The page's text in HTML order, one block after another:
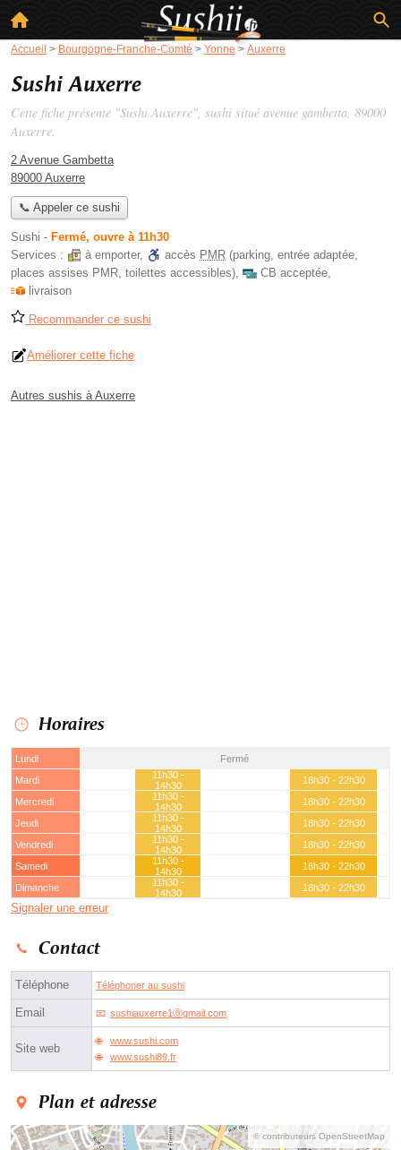
Accueil > Bourgogne-Franche-Comté > Yonne > Auxerre
Sushi Auxerre
Cette fiche présente "Sushi Auxerre", sushi situé avenue gambetta, 89000
Auxerre.
2 Avenue Gambetta
89000 Auxerre
📞 Appeler ce sushi
Sushi - Fermé, ouvre à 11h30
Services :
à emporter, accès PMR (parking, entrée adaptée,
places assises PMR, toilettes accessibles), CB acceptée,
livraison
Recommander ce sushi
Améliorer cette fiche
Autres sushis à Auxerre
Horaires
Lundi
Fermé
Mardi
11h30 -
14h30
18h30 - 22h30
Mercredi
11h30 -
14h30
18h30 - 22h30
Jeudi
11h30 -
14h30
18h30 - 22h30
Vendredi
11h30 -
14h30
18h30 - 22h30
Samedi
11h30 -
14h30
18h30 - 22h30
Dimanche
11h30 -
14h30
18h30 - 22h30
Signaler une erreur
Contact
Téléphone Téléphoner au sushi
Email sushiauxerre1ⓐgmail.com
Site web
www.sushi.com
www.sushi89.fr
Plan et adresse
© contributeurs OpenStreetMap